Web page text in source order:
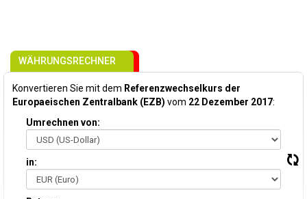
WÄHRUNGSRECHNER
Konvertieren Sie mit dem Referenzwechselkurs der
Europaeischen Zentralbank (EZB) vom 22 Dezember 2017:
Umrechnen von:
in: